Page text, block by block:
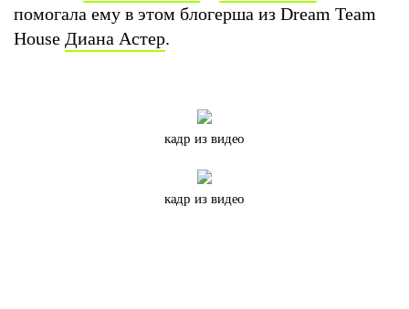
помогала ему в этом блогерша из Dream Team
House Диана Астер.
кадр из видео
кадр из видео